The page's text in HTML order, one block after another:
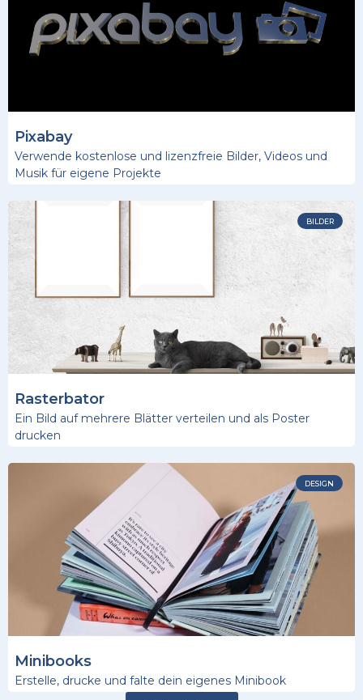
Pixabay
Verwende kostenlose und lizenzfreie Bilder, Videos und
Musik für eigene Projekte
BILDER
Rasterbator
Ein Bild auf mehrere Blätter verteilen und als Poster
drucken
DESIGN
Minibooks
Erstelle, drucke und falte dein eigenes Minibook